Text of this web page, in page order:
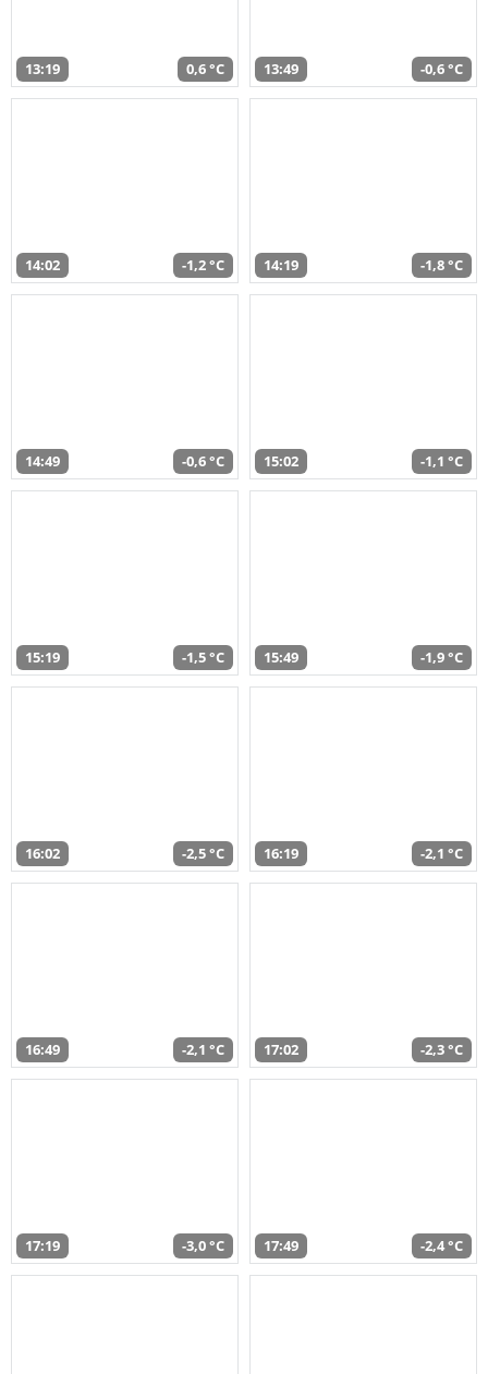
13:19 0,6 °C 13:49 -0,6 °C
14:02 -1,2 °C 14:19 -1,8 °C
14:49 -0,6 °C 15:02 -1,1 °C
15:19 -1,5 °C 15:49 -1,9 °C
16:02 -2,5 °C 16:19 -2,1 °C
16:49 -2,1 °C 17:02 -2,3 °C
17:19 -3,0 °C 17:49 -2,4 °C